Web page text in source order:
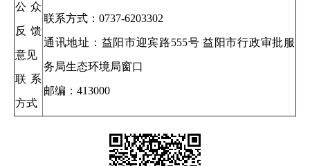
公众
反馈
意见
联系
方式
联系方式：0737-6203302
通讯地址：益阳市迎宾路555号 益阳市行政审批服
务局生态环境局窗口
邮编：413000